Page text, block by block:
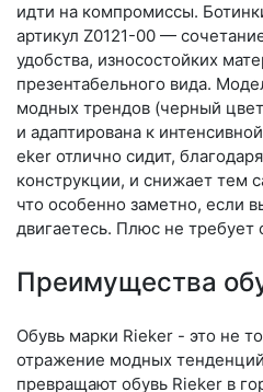
идти на компромиссы.
артикул Z0121-00 —
удобства, износостойких
презентабельного вида.
модных трендов (чер­ный
и адаптирована к
eker отлично сидит,
конструкции, и снижает тем
что особенно заметно, если
двигаетесь. Плюс не
Преимущества
Обувь марки Rieker - это не
отражение модных
превращают обувь Rieker в